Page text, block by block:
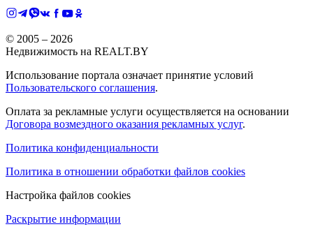
© 2005 – 2026
Недвижимость на REALT.BY
Использование портала означает принятие условий
Пользовательского соглашения.
Оплата за рекламные услуги осуществляется на основании
Договора возмездного оказания рекламных услуг.
Политика конфиденциальности
Политика в отношении обработки файлов cookies
Настройка файлов cookies
Раскрытие информации